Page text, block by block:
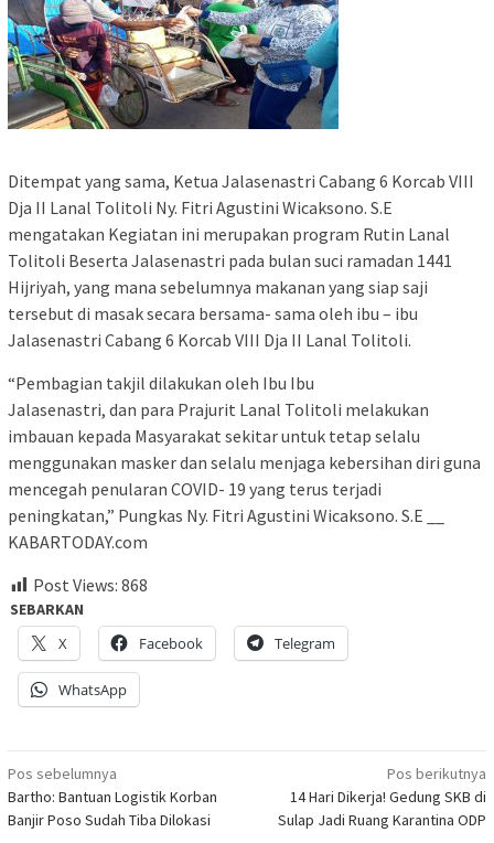
Ditempat yang sama, Ketua Jalasenastri Cabang 6 Korcab VIII
Dja II Lanal Tolitoli Ny. Fitri Agustini Wicaksono. S.E
mengatakan Kegiatan ini merupakan program Rutin Lanal
Tolitoli Beserta Jalasenastri pada bulan suci ramadan 1441
Hijriyah, yang mana sebelumnya makanan yang siap saji
tersebut di masak secara bersama- sama oleh ibu – ibu
Jalasenastri Cabang 6 Korcab VIII Dja II Lanal Tolitoli.
“Pembagian takjil dilakukan oleh Ibu Ibu
Jalasenastri, dan para Prajurit Lanal Tolitoli melakukan
imbauan kepada Masyarakat sekitar untuk tetap selalu
menggunakan masker dan selalu menjaga kebersihan diri guna
mencegah penularan COVID- 19 yang terus terjadi
peningkatan,” Pungkas Ny. Fitri Agustini Wicaksono. S.E __
KABARTODAY.com
Post Views: 868
SEBARKAN
X
Facebook Telegram
WhatsApp
Navigasi
pos
Pos sebelumnya
Bartho: Bantuan Logistik Korban
Banjir Poso Sudah Tiba Dilokasi
Pos berikutnya
14 Hari Dikerja! Gedung SKB di
Sulap Jadi Ruang Karantina ODP